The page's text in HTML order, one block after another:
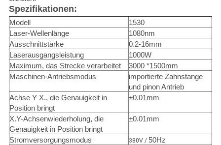
Spezifikationen:
Modell
1530
Laser-Wellenlänge
1080nm
Ausschnittstärke
0.2-16mm
Laserausgangsleistung
1000W
Maximum, das Strecke verarbeitet
3000 *1500mm
Maschinen-Antriebsmodus
importierte Zahnstange
und pinon Antrieb
Achse Y X., die Genauigkeit in
Position bringt
±0.01mm
X.Y-Achsenwiederholung, die
Genauigkeit in Position bringt
±0.01mm
Stromversorgungsmodus 380V / 50Hz